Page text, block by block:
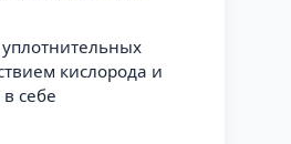
уплотнительных
кислорода и
себе